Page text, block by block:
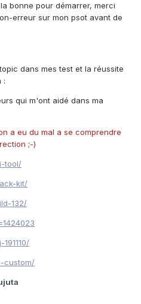
bonne pour démarrer, merci
erreur sur mon psot avant de
dans mes test et la réussite
:
qui m'ont aidé dans ma
a eu du mal a se comprendre
;-)
tool/
kit/
132/
custom/